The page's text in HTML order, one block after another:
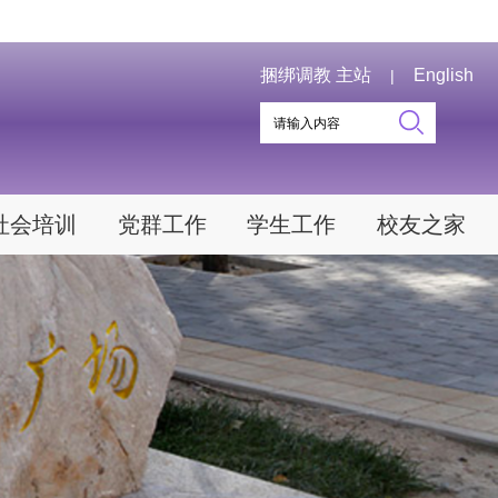
捆绑调教 主站 | English
会培训 党群工作 学生工作 校友之家